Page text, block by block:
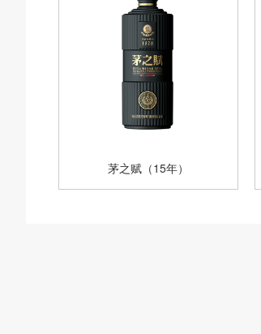
茅之赋（15年）